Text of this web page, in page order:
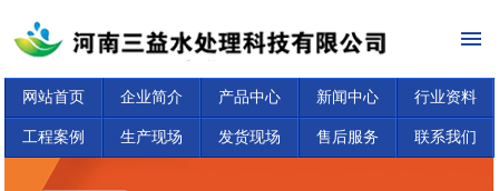
网站首页 企业简介 产品中心 新闻中心 行业资料
工程案例 生产现场 发货现场 售后服务 联系我们